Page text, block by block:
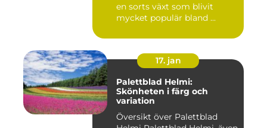
en sorts växt som blivit
mycket populär bland ...
17. jan
Palettblad Helmi:
Skönheten i färg och
variation
Översikt över Palettblad